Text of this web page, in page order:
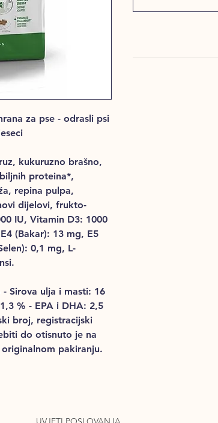
za pse - odrasli psi
kukuruzno brašno,
proteina*,
repina pulpa,
dijelovi, frukto-
IU, Vitamin D3: 1000
(Bakar): 13 mg, E5
0,1 mg, L-
Sirova ulja i masti: 16
% - EPA i DHA: 2,5
broj, registracijski
do otisnuto je na
pakiranju.